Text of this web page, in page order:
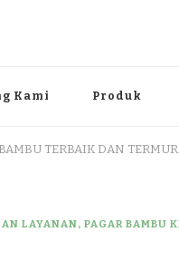
Kami Produk
TERBAIK DAN
LAYANAN, PAGAR BAMBU